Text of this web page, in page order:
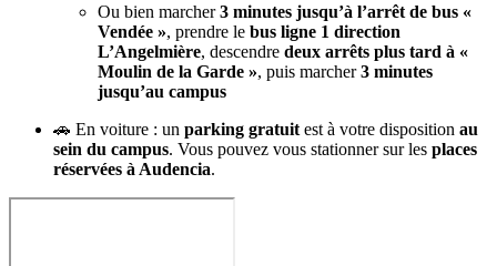
Ou bien marcher3 minutes jusqu’à l’arrêt de bus «
Vendée », prendre le bus ligne 1 direction
L’Angelmière, descendre deux arrêts plus tard à «
Moulin de la Garde », puis marcher3 minutes
jusqu’au campus
🚗 En voiture : un parking gratuit est à votre disposition au
sein du campus. Vous pouvez vous stationner sur les places
réservées à Audencia.